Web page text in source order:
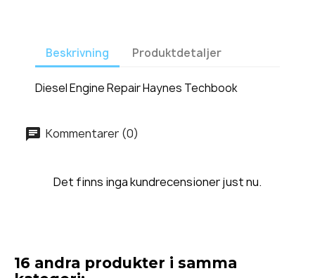
Beskrivning Produktdetaljer
Diesel Engine Repair Haynes Techbook
Kommentarer (0)
Det finns inga kundrecensioner just nu.
16 andra produkter i samma